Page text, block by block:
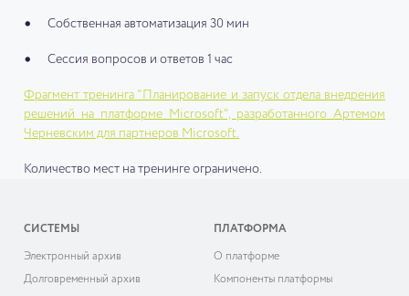
Собственная автоматизация 30 мин
Сессия вопросов и ответов 1 час
Фрагмент тренинга "Планирование и запуск отдела внедрения
решений на платформе Microsoft", разработанного Артемом
Черневским для партнеров Microsoft.
Количество мест на тренинге ограничено.
СИСТЕМЫ
Электронный архив
Долговременный архив
ПЛАТФОРМА
О платформе
Компоненты платформы